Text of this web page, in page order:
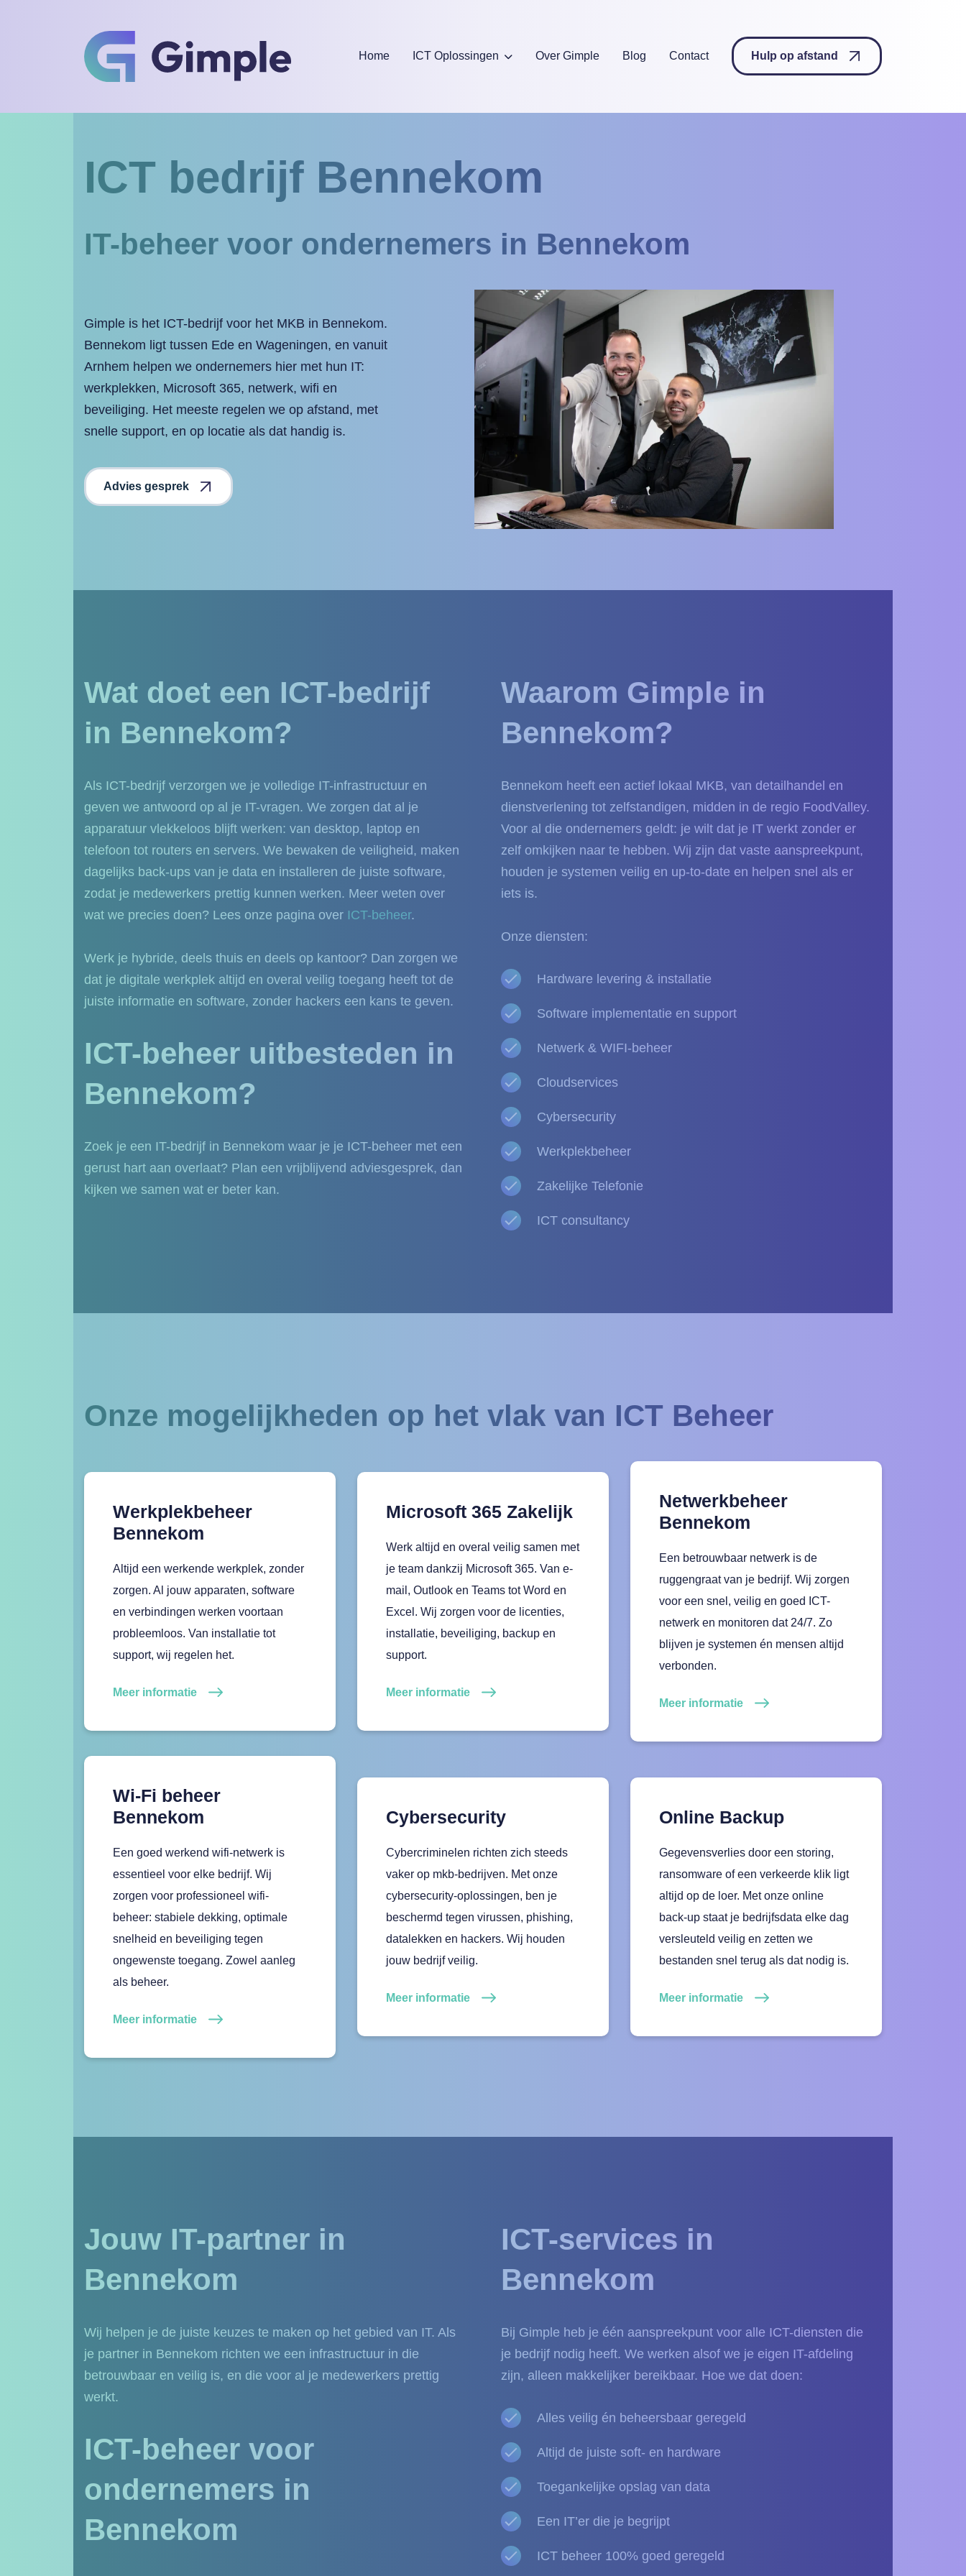
Home ICT Oplossingen Over Gimple Blog Contact Hulp op afstand
ICT bedrijf Bennekom
IT-beheer voor ondernemers in Bennekom
Gimple is het ICT-bedrijf voor het MKB in Bennekom.
Bennekom ligt tussen Ede en Wageningen, en vanuit
Arnhem helpen we ondernemers hier met hun IT:
werkplekken, Microsoft 365, netwerk, wifi en
beveiliging. Het meeste regelen we op afstand, met
snelle support, en op locatie als dat handig is.
Advies gesprek
Wat doet een ICT-bedrijf
in Bennekom?
Als ICT-bedrijf verzorgen we je volledige IT-infrastructuur en
geven we antwoord op al je IT-vragen. We zorgen dat al je
apparatuur vlekkeloos blijft werken: van desktop, laptop en
telefoon tot routers en servers. We bewaken de veiligheid, maken
dagelijks back-ups van je data en installeren de juiste software,
zodat je medewerkers prettig kunnen werken. Meer weten over
wat we precies doen? Lees onze pagina over ICT-beheer.
Werk je hybride, deels thuis en deels op kantoor? Dan zorgen we
dat je digitale werkplek altijd en overal veilig toegang heeft tot de
juiste informatie en software, zonder hackers een kans te geven.
ICT-beheer uitbesteden in
Bennekom?
Zoek je een IT-bedrijf in Bennekom waar je je ICT-beheer met een
gerust hart aan overlaat? Plan een vrijblijvend adviesgesprek, dan
kijken we samen wat er beter kan.
Waarom Gimple in
Bennekom?
Bennekom heeft een actief lokaal MKB, van detailhandel en
dienstverlening tot zelfstandigen, midden in de regio FoodValley.
Voor al die ondernemers geldt: je wilt dat je IT werkt zonder er
zelf omkijken naar te hebben. Wij zijn dat vaste aanspreekpunt,
houden je systemen veilig en up-to-date en helpen snel als er
iets is.
Onze diensten:
Hardware levering & installatie
Software implementatie en support
Netwerk & WIFI-beheer
Cloudservices
Cybersecurity
Werkplekbeheer
Zakelijke Telefonie
ICT consultancy
Onze mogelijkheden op het vlak van ICT Beheer
Werkplekbeheer
Bennekom
Altijd een werkende werkplek, zonder
zorgen. Al jouw apparaten, software
en verbindingen werken voortaan
probleemloos. Van installatie tot
support, wij regelen het.
Meer informatie
Microsoft 365 Zakelijk
Werk altijd en overal veilig samen met
je team dankzij Microsoft 365. Van e-
mail, Outlook en Teams tot Word en
Excel. Wij zorgen voor de licenties,
installatie, beveiliging, backup en
support.
Meer informatie
Netwerkbeheer
Bennekom
Een betrouwbaar netwerk is de
ruggengraat van je bedrijf. Wij zorgen
voor een snel, veilig en goed ICT-
netwerk en monitoren dat 24/7. Zo
blijven je systemen én mensen altijd
verbonden.
Meer informatie
Wi-Fi beheer
Bennekom
Een goed werkend wifi-netwerk is
essentieel voor elke bedrijf. Wij
zorgen voor professioneel wifi-
beheer: stabiele dekking, optimale
snelheid en beveiliging tegen
ongewenste toegang. Zowel aanleg
als beheer.
Meer informatie
Cybersecurity
Cybercriminelen richten zich steeds
vaker op mkb-bedrijven. Met onze
cybersecurity-oplossingen, ben je
beschermd tegen virussen, phishing,
datalekken en hackers. Wij houden
jouw bedrijf veilig.
Meer informatie
Online Backup
Gegevensverlies door een storing,
ransomware of een verkeerde klik ligt
altijd op de loer. Met onze online
back-up staat je bedrijfsdata elke dag
versleuteld veilig en zetten we
bestanden snel terug als dat nodig is.
Meer informatie
Jouw IT-partner in
Bennekom
Wij helpen je de juiste keuzes te maken op het gebied van IT. Als
je partner in Bennekom richten we een infrastructuur in die
betrouwbaar en veilig is, en die voor al je medewerkers prettig
werkt.
ICT-beheer voor
ondernemers in
Bennekom
ICT-services in
Bennekom
Bij Gimple heb je één aanspreekpunt voor alle ICT-diensten die
je bedrijf nodig heeft. We werken alsof we je eigen IT-afdeling
zijn, alleen makkelijker bereikbaar. Hoe we dat doen:
Alles veilig én beheersbaar geregeld
Altijd de juiste soft- en hardware
Toegankelijke opslag van data
Een IT’er die je begrijpt
ICT beheer 100% goed geregeld